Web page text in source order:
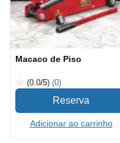
Macaco de Piso
(0.0/5) (0)
Adicionar ao carrinho